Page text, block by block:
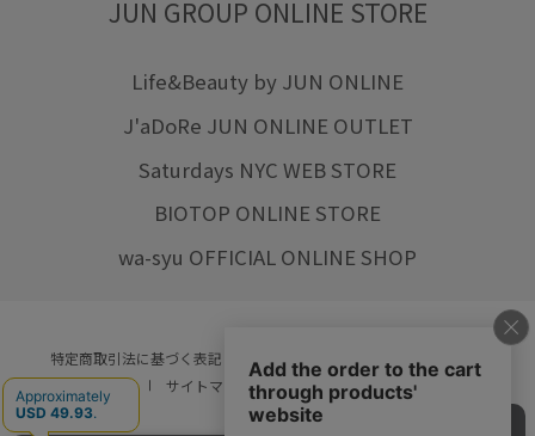
JUN GROUP ONLINE STORE
Life&Beauty by JUN ONLINE
J'aDoRe JUN ONLINE OUTLET
Saturdays NYC WEB STORE
BIOTOP ONLINE STORE
wa-syu OFFICIAL ONLINE SHOP
特定商取引法に基づく表記 プライバシーポリシー
ご利用規約
サイトマップ リクルート ご利用ガイド